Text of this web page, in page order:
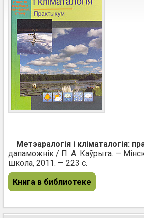
Метэаралогія і кліматалогія:
дапаможнік / П. А. Каўрыга. —
школа, 2011. — 223 с.
Книга в библиотеке